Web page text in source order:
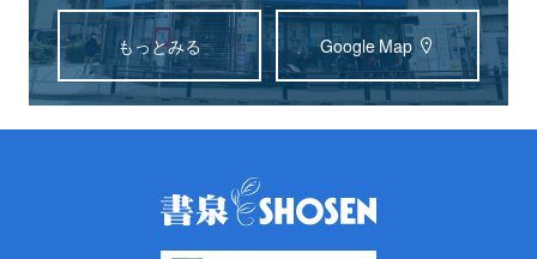
もっとみる Google Map